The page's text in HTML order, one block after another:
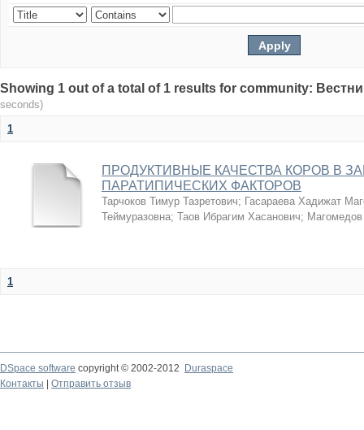
Showing 1 out of a total of 1 results for community:
seconds)
1
ПРОДУКТИВНЫЕ КАЧЕСТВА КОРОВ В
ПАРАТИПИЧЕСКИХ ФАКТОРОВ
Тарчоков Тимур Тазретович; Гасараева Хадижат
Теймуразовна; Таов Ибрагим Хасанович;
1
DSpace software copyright © 2002-2012
Duraspace
Контакты
Отправить отзыв